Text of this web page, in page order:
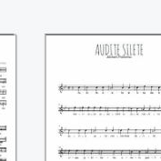
Audite silete
((Michael
Praetorius))